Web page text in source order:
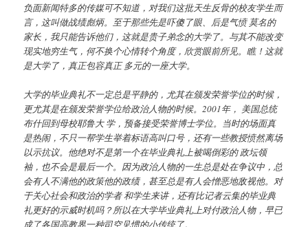
负面新闻特多的传媒可不知道，对我们这批天生反骨的校友学生而
言，这叫做战绩彪炳。至于那些先是吓傻了眼、后是气愤 莫名的
家长，我只能告诉他们，这就是贵子弟念的大学了。与其不能改变
现实地穷生气，何不换个心情转个角度，欣赏眼前所见。瞧！这就
是大学了，真正包容真正 多元的一座大学。
大学的毕业典礼不一定总是平静的，尤其在颁发荣誉学位的时候，
更尤其是在颁发荣誉学位给政治人物的时候。2001年， 美国总统
布什回到母校耶鲁大 学，预备接受荣誉博士学位。当时的场面真
是热闹，不只一帮学生举着标语高叫口号，还有一些教授愤然离场
以示抗议。他绝对不是第一个在毕业典礼上被喝倒彩的 政坛领
袖，也不会是最后一个。因为政治人物的一生总是处在争议中，总
会有人不满他的政策他的政绩，甚至总是有人会憎恶地敌视他。对
于关心社会和政治的学者 和学生来讲，还有比记者云集的毕业典
礼更好的示威时机吗？所以在大学毕业典礼上对付政治人物，早已
成了各国高教界一种司空见惯的小传统了。